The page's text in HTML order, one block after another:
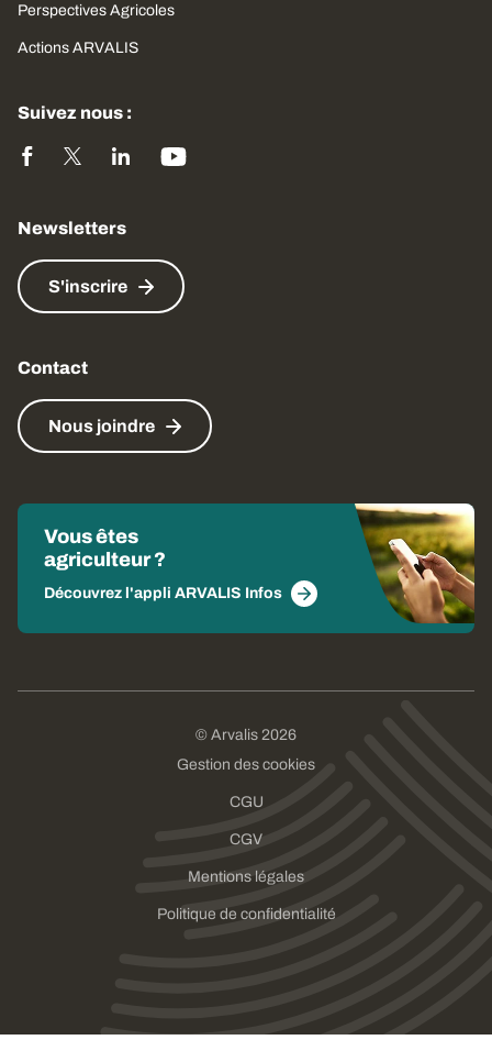
Perspectives Agricoles
Actions ARVALIS
Suivez nous :
Newsletters
S'inscrire
Contact
Nous joindre
Vous êtes
agriculteur ?
Découvrez l'appli ARVALIS Infos
© Arvalis 2026
Gestion des cookies
CGU
CGV
Mentions légales
Politique de confidentialité